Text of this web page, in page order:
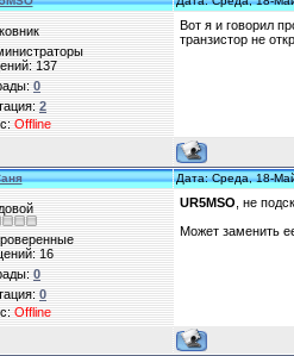
137
0
2
Offline
Вот я и говорил
транзистор не
Дата: Среда, 18-
16
0
0
Offline
UR5MSO , не
Может заменить